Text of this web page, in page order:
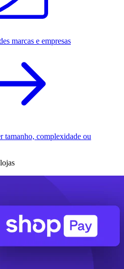
marcas e empresas
tamanho, complexidade ou